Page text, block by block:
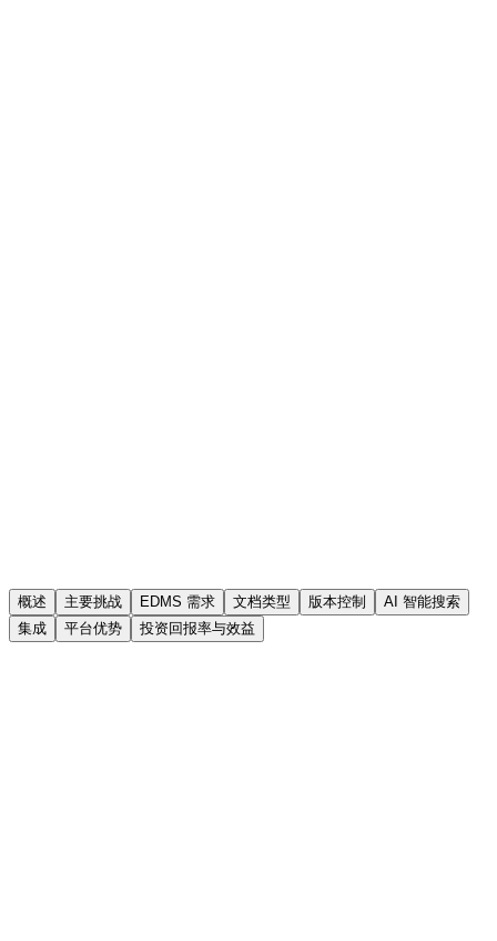
概述 主要挑战 EDMS 需求 文档类型 版本控制
AI 智能搜索
集成
平台优势 投资回报率与效益